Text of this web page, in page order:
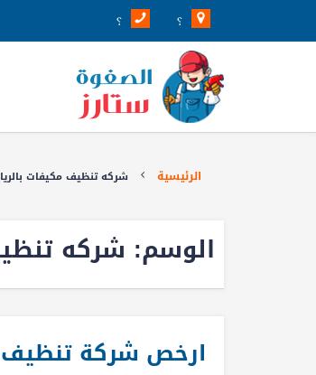
؟
الرئيسية شركه تنظيف مكيفات
الوسم: شركه
ارخص شركة تنظيف